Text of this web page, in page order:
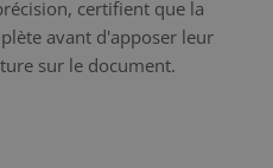
certifient que la
avant d'apposer leur
sur le document.